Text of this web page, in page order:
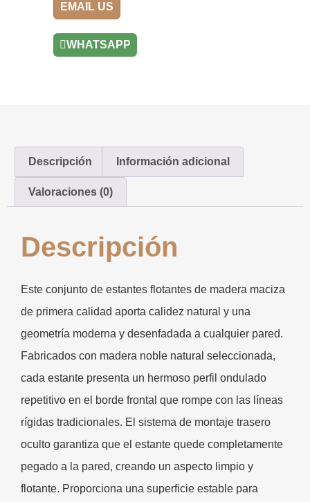
EMAIL US
WHATSAPP
Descripción Información adicional
Valoraciones (0)
Descripción
Este conjunto de estantes flotantes de madera maciza
de primera calidad aporta calidez natural y una
geometría moderna y desenfadada a cualquier pared.
Fabricados con madera noble natural seleccionada,
cada estante presenta un hermoso perfil ondulado
repetitivo en el borde frontal que rompe con las líneas
rígidas tradicionales. El sistema de montaje trasero
oculto garantiza que el estante quede completamente
pegado a la pared, creando un aspecto limpio y
flotante. Proporciona una superficie estable para